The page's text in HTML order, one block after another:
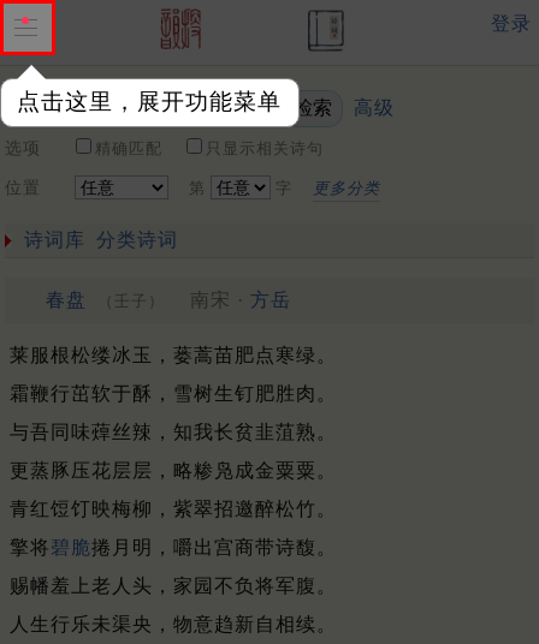
点击这里，展开功能菜单
登录
关键词 高级
选项 精确匹配 只显示相关诗句
位置 第 字 更多分类
诗词库 分类诗词
春盘 （壬子） 南宋 · 方岳
莱服根松缕冰玉，蒌蒿苗肥点寒绿。
霜鞭行茁软于酥，雪树生钉肥胜肉。
与吾同味蔊丝辣，知我长贫韭菹熟。
更蒸豚压花层层，略糁凫成金粟粟。
青红饾饤映梅柳，紫翠招邀醉松竹。
擎将碧脆捲月明，嚼出宫商带诗馥。
赐幡羞上老人头，家园不负将军腹。
人生行乐未渠央，物意趋新自相续。